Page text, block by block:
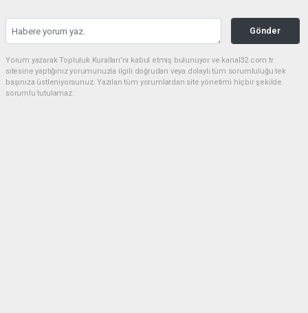
Gönder
Yorum yazarak Topluluk Kuralları’nı kabul etmiş bulunuyor ve kanal32.com.tr
sitesine yaptığınız yorumunuzla ilgili doğrudan veya dolaylı tüm sorumluluğu tek
başınıza üstleniyorsunuz. Yazılan tüm yorumlardan site yönetimi hiçbir şekilde
sorumlu tutulamaz.